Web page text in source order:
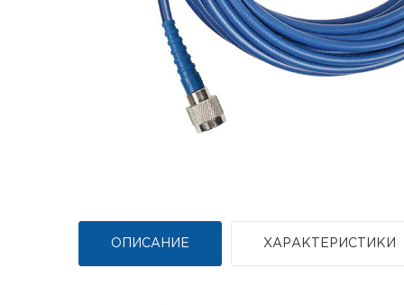
ОПИСАНИЕ ХАРАКТЕРИСТИКИ